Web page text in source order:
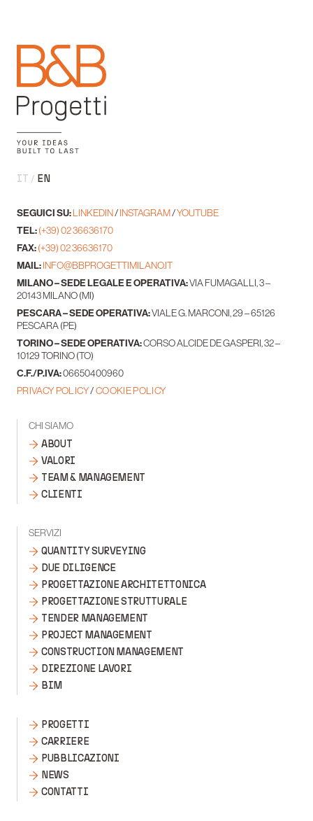
IT EN
SEGUICI SU:LINKEDIN/INSTAGRAM/YOUTUBE
TEL:(+39) 02 36636170
FAX:(+39) 02 36636170
MAIL:INFO@BBPROGETTIMILANO.IT
MILANO – SEDE LEGALE E OPERATIVA:VIA FUMAGALLI, 3 –
20143 MILANO (MI)
PESCARA – SEDE OPERATIVA:VIALE G. MARCONI, 29 – 65126
PESCARA (PE)
TORINO – SEDE OPERATIVA:CORSO ALCIDE DE GASPERI, 32 –
10129 TORINO (TO)
C.F./P.IVA:06650400960
PRIVACY POLICY/COOKIE POLICY
CHI SIAMO
ABOUT
VALORI
TEAM & MANAGEMENT
CLIENTI
SERVIZI
QUANTITY SURVEYING
DUE DILIGENCE
PROGETTAZIONE ARCHITETTONICA
PROGETTAZIONE STRUTTURALE
TENDER MANAGEMENT
PROJECT MANAGEMENT
CONSTRUCTION MANAGEMENT
DIREZIONE LAVORI
BIM
PROGETTI
CARRIERE
PUBBLICAZIONI
NEWS
CONTATTI